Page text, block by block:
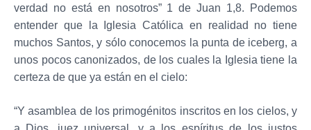
verdad no está en nosotros” 1 de Juan 1,8. Podemos
entender que la Iglesia Católica en realidad no tiene
muchos Santos, y sólo conocemos la punta de iceberg, a
unos pocos canonizados, de los cuales la Iglesia tiene la
certeza de que ya están en el cielo:
“Y asamblea de los primogénitos inscritos en los cielos, y